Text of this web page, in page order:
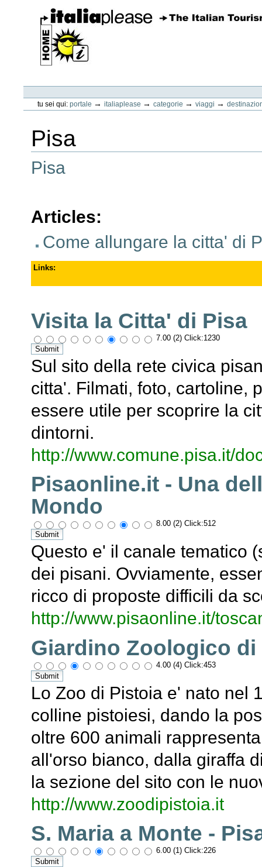
contenuti.
Spostati
navigazione
personali
tu sei qui: portale → italiaplease → categorie → viaggi →
Pisa
Pisa
Articles:
Come allungare la citta' di
Links:
Visita la Citta' di Pisa
7.00 (2) Click:1230
Sul sito della rete civica
citta'. Filmati, foto, cartoline,
essere utile per scoprire la
dintorni.
http://www.comune.pisa.it/
Pisaonline.it - Una
Mondo
8.00 (2) Click:512
Questo e' il canale tematico
dei pisani. Ovviamente,
ricco di proposte difficili da
http://www.pisaonline.it/
Giardino Zoologico di
4.00 (4) Click:453
Lo Zoo di Pistoia e' nato nel
colline pistoiesi, dando la
oltre 600 animali
all'orso bianco, dalla giraffa
la sezione del sito con le
http://www.zoodipistoia.it
S. Maria a Monte -
6.00 (1) Click:226